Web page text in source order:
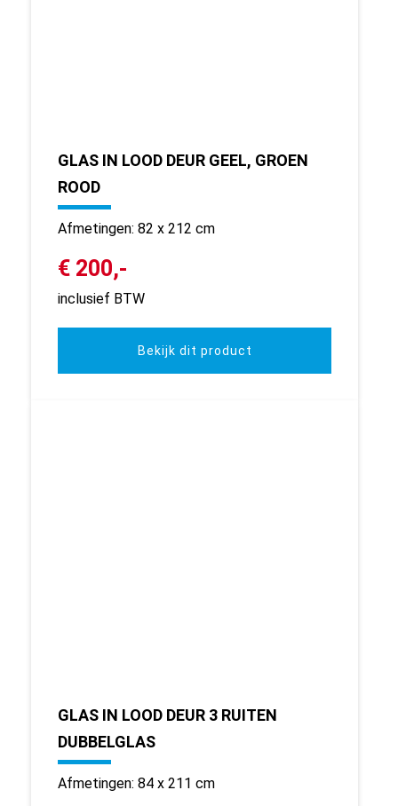
GLAS IN LOOD DEUR GEEL, GROEN
ROOD
Afmetingen: 82 x 212 cm
€ 200,-
inclusief BTW
Bekijk dit product
GLAS IN LOOD DEUR 3 RUITEN
DUBBELGLAS
Afmetingen: 84 x 211 cm